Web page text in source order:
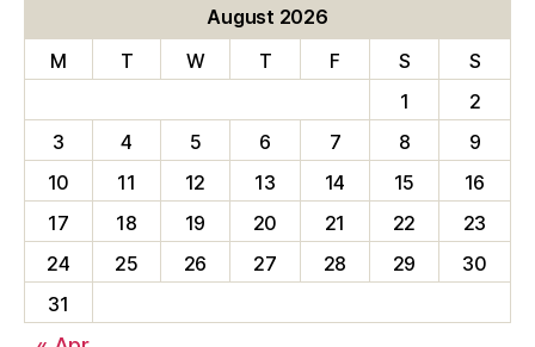
August 2026
M
T W T F S
S
1
2
3
4 5 6 7 8
9
10
11 12 13 14 15
16
17
18 19 20 21 22
23
24
25 26 27 28 29
30
31